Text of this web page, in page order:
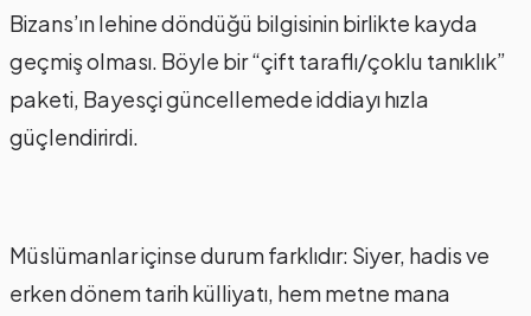
Bizans’ın lehine döndüğü bilgisinin birlikte kayda
geçmiş olması. Böyle bir “çift taraflı/çoklu tanıklık”
paketi, Bayesçi güncellemede iddiayı hızla
güçlendirirdi.
Müslümanlar içinse durum farklıdır: Siyer, hadis ve
erken dönem tarih külliyatı, hem metne mana